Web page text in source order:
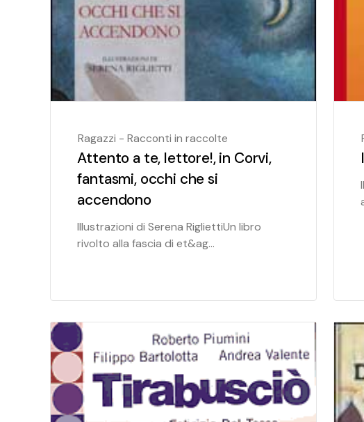
Ragazzi - Racconti in raccolte
Attento a te, lettore!, in Corvi,
fantasmi, occhi che si
accendono
Illustrazioni di Serena RigliettiUn libro
rivolto alla fascia di et&ag...